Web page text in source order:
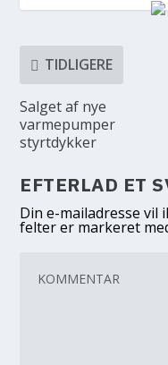
TIDLIGERE
Salget af nye
varmepumper
styrtdykker
EFTERLAD ET
Din e-mailadresse vil
felter er markeret